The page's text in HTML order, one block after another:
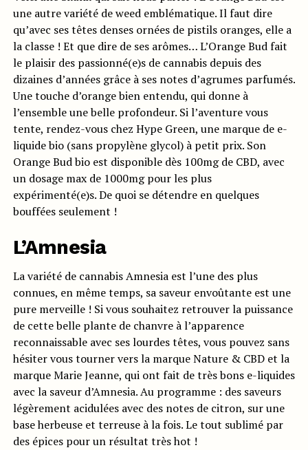
une autre variété de weed emblématique. Il faut dire
qu’avec ses têtes denses ornées de pistils oranges, elle a
la classe ! Et que dire de ses arômes… L’Orange Bud fait
le plaisir des passionné(e)s de cannabis depuis des
dizaines d’années grâce à ses notes d’agrumes parfumés.
Une touche d’orange bien entendu, qui donne à
l’ensemble une belle profondeur. Si l’aventure vous
tente, rendez-vous chez Hype Green, une marque de e-
liquide bio (sans propylène glycol) à petit prix. Son
Orange Bud bio est disponible dès 100mg de CBD, avec
un dosage max de 1000mg pour les plus
expérimenté(e)s. De quoi se détendre en quelques
bouffées seulement !
L’Amnesia
La variété de cannabis Amnesia est l’une des plus
connues, en même temps, sa saveur envoûtante est une
pure merveille ! Si vous souhaitez retrouver la puissance
de cette belle plante de chanvre à l’apparence
reconnaissable avec ses lourdes têtes, vous pouvez sans
hésiter vous tourner vers la marque Nature & CBD et la
marque Marie Jeanne, qui ont fait de très bons e-liquides
avec la saveur d’Amnesia. Au programme : des saveurs
légèrement acidulées avec des notes de citron, sur une
base herbeuse et terreuse à la fois. Le tout sublimé par
des épices pour un résultat très hot !